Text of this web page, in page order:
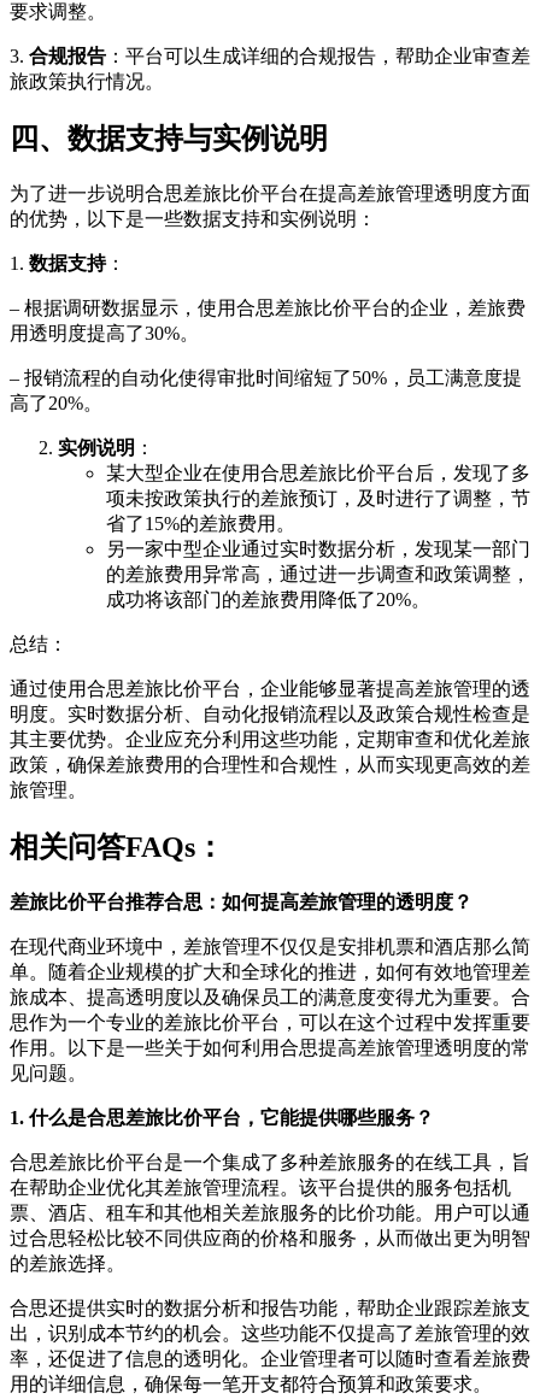
要求调整。
3. 合规报告 ：平台可以生成详细的合规报告，帮助企业审查差
旅政策执行情况。
四、数据支持与实例说明
为了进一步说明合思差旅比价平台在提高差旅管理透明度方面
的优势，以下是一些数据支持和实例说明：
1. 数据支持：
– 根据调研数据显示，使用合思差旅比价平台的企业，差旅费
用透明度提高了30%。
– 报销流程的自动化使得审批时间缩短了50%，员工满意度提
高了20%。
实例说明 ：
某大型企业在使用合思差旅比价平台后，发现了多
项未按政策执行的差旅预订，及时进行了调整，节
省了15%的差旅费用。
另一家中型企业通过实时数据分析，发现某一部门
的差旅费用异常高，通过进一步调查和政策调整，
成功将该部门的差旅费用降低了20%。
总结：
通过使用合思差旅比价平台，企业能够显著提高差旅管理的透
明度。实时数据分析、自动化报销流程以及政策合规性检查是
其主要优势。企业应充分利用这些功能，定期审查和优化差旅
政策，确保差旅费用的合理性和合规性，从而实现更高效的差
旅管理。
相关问答FAQs：
差旅比价平台推荐合思：如何提高差旅管理的透明度？
在现代商业环境中，差旅管理不仅仅是安排机票和酒店那么简
单。随着企业规模的扩大和全球化的推进，如何有效地管理差
旅成本、提高透明度以及确保员工的满意度变得尤为重要。合
思作为一个专业的差旅比价平台，可以在这个过程中发挥重要
作用。以下是一些关于如何利用合思提高差旅管理透明度的常
见问题。
1. 什么是合思差旅比价平台，它能提供哪些服务？
合思差旅比价平台是一个集成了多种差旅服务的在线工具，旨
在帮助企业优化其差旅管理流程。该平台提供的服务包括机
票、酒店、租车和其他相关差旅服务的比价功能。用户可以通
过合思轻松比较不同供应商的价格和服务，从而做出更为明智
的差旅选择。
合思还提供实时的数据分析和报告功能，帮助企业跟踪差旅支
出，识别成本节约的机会。这些功能不仅提高了差旅管理的效
率，还促进了信息的透明化。企业管理者可以随时查看差旅费
用的详细信息，确保每一笔开支都符合预算和政策要求。